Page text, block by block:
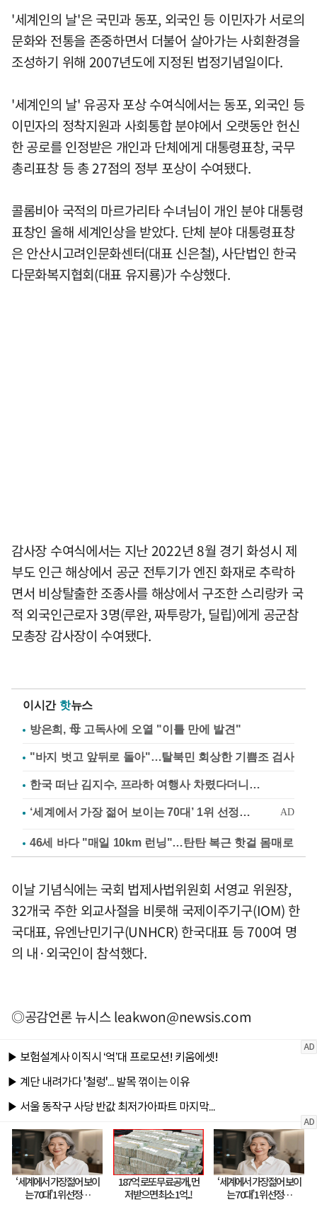
'세계인의 날'은 국민과 동포, 외국인 등 이민자가 서로의
문화와 전통을 존중하면서 더불어 살아가는 사회환경을
조성하기 위해 2007년도에 지정된 법정기념일이다.
'세계인의 날' 유공자 포상 수여식에서는 동포, 외국인 등
이민자의 정착지원과 사회통합 분야에서 오랫동안 헌신
한 공로를 인정받은 개인과 단체에게 대통령표창, 국무
총리표창 등 총 27점의 정부 포상이 수여됐다.
콜롬비아 국적의 마르가리타 수녀님이 개인 분야 대통령
표창인 올해 세계인상을 받았다. 단체 분야 대통령표창
은 안산시고려인문화센터(대표 신은철), 사단법인 한국
다문화복지협회(대표 유지룡)가 수상했다.
감사장 수여식에서는 지난 2022년 8월 경기 화성시 제
부도 인근 해상에서 공군 전투기가 엔진 화재로 추락하
면서 비상탈출한 조종사를 해상에서 구조한 스리랑카 국
적 외국인근로자 3명(루완, 짜투랑가, 딜립)에게 공군참
모총장 감사장이 수여됐다.
이시간 핫뉴스
방은희, 母 고독사에 오열 "이틀 만에 발견"
"바지 벗고 앞뒤로 돌아"…탈북민 회상한 기쁨조 검사
한국 떠난 김지수, 프라하 여행사 차렸다더니…
46세 바다 "매일 10km 런닝"…탄탄 복근 핫걸 몸매로
이날 기념식에는 국회 법제사법위원회 서영교 위원장,
32개국 주한 외교사절을 비롯해 국제이주기구(IOM) 한
국대표, 유엔난민기구(UNHCR) 한국대표 등 700여 명
의 내·외국인이 참석했다.
◎공감언론 뉴시스leakwon@newsis.com